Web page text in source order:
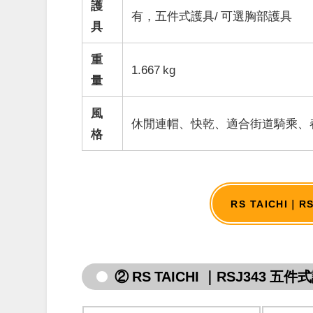
護
具
有，五件式護具/ 可選胸部護具
重
量
1.667 kg
風
格
休閒連帽、快乾、適合街道騎乘、
RS TAICHI｜
② RS TAICHI ｜ RSJ343 五件